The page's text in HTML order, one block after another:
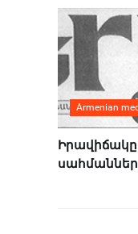
Armenian
Իրավիճակը